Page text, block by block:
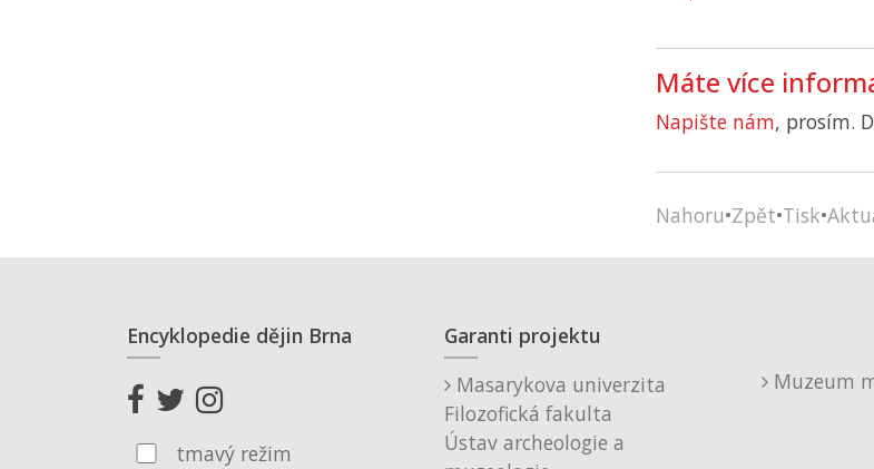
Máte více
Napište nám, prosím.
Nahoru•Zpět•Tisk•
Encyklopedie dějin Brna
tmavý režim
Garanti projektu
Masarykova univerzita
Filozofická fakulta
Ústav archeologie a
Muzeum